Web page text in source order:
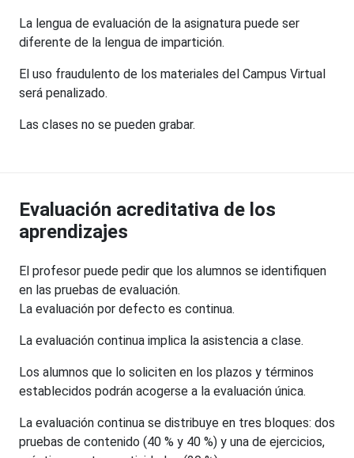
La lengua de evaluación de la asignatura puede ser
diferente de la lengua de impartición.
El uso fraudulento de los materiales del Campus Virtual
será penalizado.
Las clases no se pueden grabar.
Evaluación acreditativa de los
aprendizajes
El profesor puede pedir que los alumnos se identifiquen
en las pruebas de evaluación.
La evaluación por defecto es continua.
La evaluación continua implica la asistencia a clase.
Los alumnos que lo soliciten en los plazos y términos
establecidos podrán acogerse a la evaluación única.
La evaluación continua se distribuye en tres bloques: dos
pruebas de contenido (40 % y 40 %) y una de ejercicios,